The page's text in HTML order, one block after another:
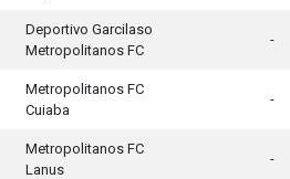
Deportivo Garcilaso
Metropolitanos FC
-
Metropolitanos FC
Cuiaba
-
Metropolitanos FC
Lanus
-